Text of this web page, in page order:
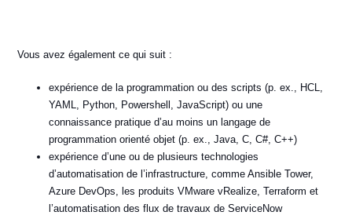
Vous avez également ce qui suit :
expérience de la programmation ou des scripts (p. ex., HCL,
YAML, Python, Powershell, JavaScript) ou une
connaissance pratique d’au moins un langage de
programmation orienté objet (p. ex., Java, C, C#, C++)
expérience d’une ou de plusieurs technologies
d’automatisation de l’infrastructure, comme Ansible Tower,
Azure DevOps, les produits VMware vRealize, Terraform et
l’automatisation des flux de travaux de ServiceNow